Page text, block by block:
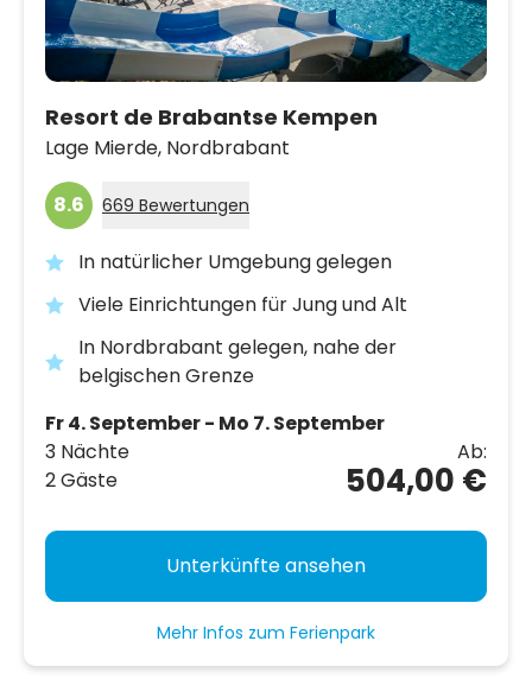
Resort de Brabantse Kempen
Lage Mierde, Nordbrabant
8.6 669 Bewertungen
In natürlicher Umgebung gelegen
Viele Einrichtungen für Jung und Alt
In Nordbrabant gelegen, nahe der
belgischen Grenze
Fr 4. September - Mo 7. September
3 Nächte
2 Gäste
Ab:
504,00 €
Unterkünfte ansehen
Mehr Infos zum Ferienpark